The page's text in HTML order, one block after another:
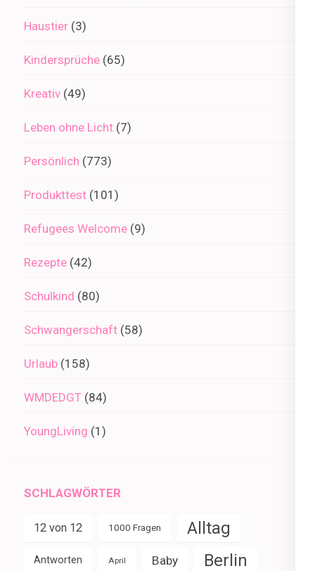
Haustier (3)
Kindersprüche (65)
Kreativ (49)
Leben ohne Licht (7)
Persönlich (773)
Produkttest (101)
Refugees Welcome (9)
Rezepte (42)
Schulkind (80)
Schwangerschaft (58)
Urlaub (158)
WMDEDGT (84)
YoungLiving (1)
SCHLAGWÖRTER
12 von 12 1000 Fragen Alltag
Antworten April Baby Berlin